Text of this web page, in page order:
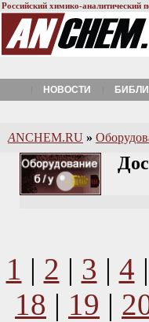
Российский химико-аналитический
НОВОСТИ
ANCHEM.RU »
1 | 2 | 3 | 4 |
18 | 19 |